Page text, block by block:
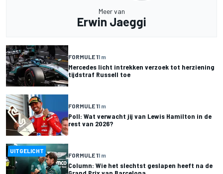
Meer van
Erwin Jaeggi
FORMULE 11 m
Mercedes licht intrekken verzoek tot herziening
tijdstraf Russell toe
FORMULE 11 m
Poll: Wat verwacht jij van Lewis Hamilton in de
rest van 2026?
UITGELICHT
FORMULE 11 m
Column: Wie het slechtst geslapen heeft na de